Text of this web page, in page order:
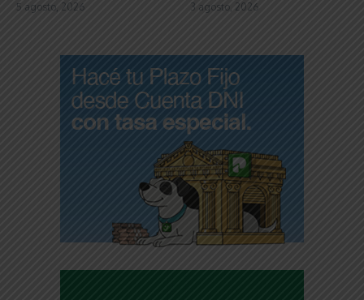
5 agosto, 2026 3 agosto, 2026